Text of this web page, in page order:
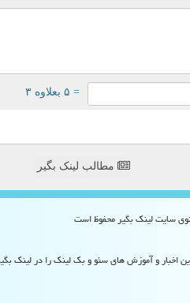
= ۵ بعلاوه ۳
مطالب لینک بگیر
اخبار و آموزش های سئو و بک لینک را در لینک